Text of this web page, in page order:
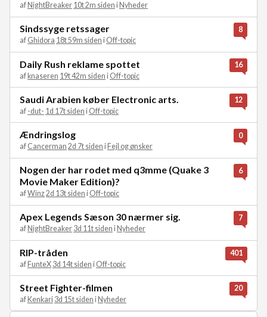
af NightBreaker 10t 2m siden i Nyheder
Sindssyge retssager
af Ghidora 18t 59m siden i Off-topic
8
Daily Rush reklame spottet
afknaseren 19t 42m siden i Off-topic
16
Saudi Arabien køber Electronic arts.
af -dut- 1d 17t siden i Off-topic
12
Ændringslog
af Cancerman 2d 7t siden i Fejl og ønsker
0
Nogen der har rodet med q3mme (Quake 3
Movie Maker Edition)?
afWinz2d 13t siden i Off-topic
6
Apex Legends Sæson 30 nærmer sig.
af NightBreaker 3d 11t siden i Nyheder
7
RIP-tråden
afFunteX 3d 14t siden i Off-topic
401
Street Fighter-filmen
af Kenkari 3d 15t siden i Nyheder
20